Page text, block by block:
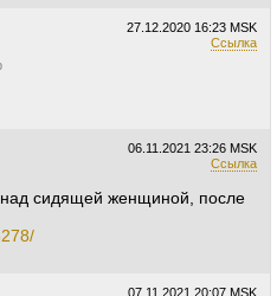
27.12.2020 16:23 MSK
Ссылка
06.11.2021 23:26 MSK
Ссылка
сидящей женщиной, после
07.11.2021 20:07 MSK